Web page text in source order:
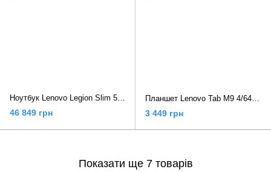
Ноутбук Lenovo Legion Slim 5 14APH8 Storm Grey (82Y5006JGE)
46 849 грн
Планшет Lenovo Tab M9 4/64GB Wi-Fi Arctic Grey (ZAC30194PL)
3 449 грн
Показати ще 7 товарів